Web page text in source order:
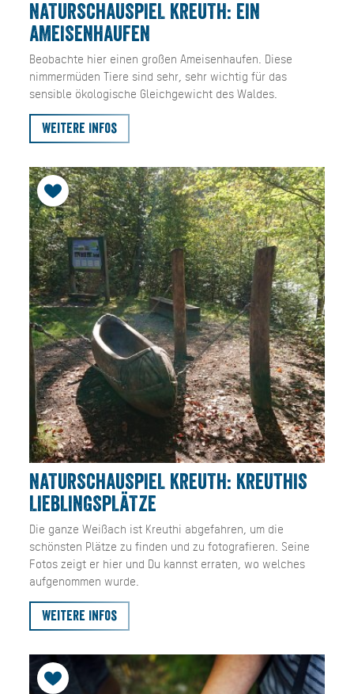
NATURSCHAUSPIEL KREUTH: EIN
AMEISENHAUFEN
Beobachte hier einen großen Ameisenhaufen. Diese
nimmermüden Tiere sind sehr, sehr wichtig für das
sensible ökologische Gleichgewicht des Waldes.
Weitere Infos
NATURSCHAUSPIEL KREUTH: KREUTHIS
LIEBLINGSPLÄTZE
Die ganze Weißach ist Kreuthi abgefahren, um die
schönsten Plätze zu finden und zu fotografieren. Seine
Fotos zeigt er hier und Du kannst erraten, wo welches
aufgenommen wurde.
Weitere Infos